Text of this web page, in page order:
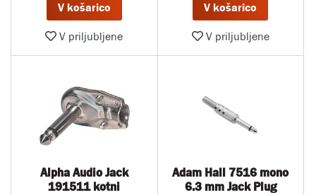
V košarico
V priljubljene
V košarico
V priljubljene
Alpha Audio Jack
191511 kotni
Adam Hall 7516 mono
6.3 mm Jack Plug